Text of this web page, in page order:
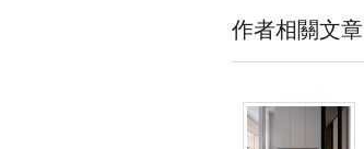
作者相關文章